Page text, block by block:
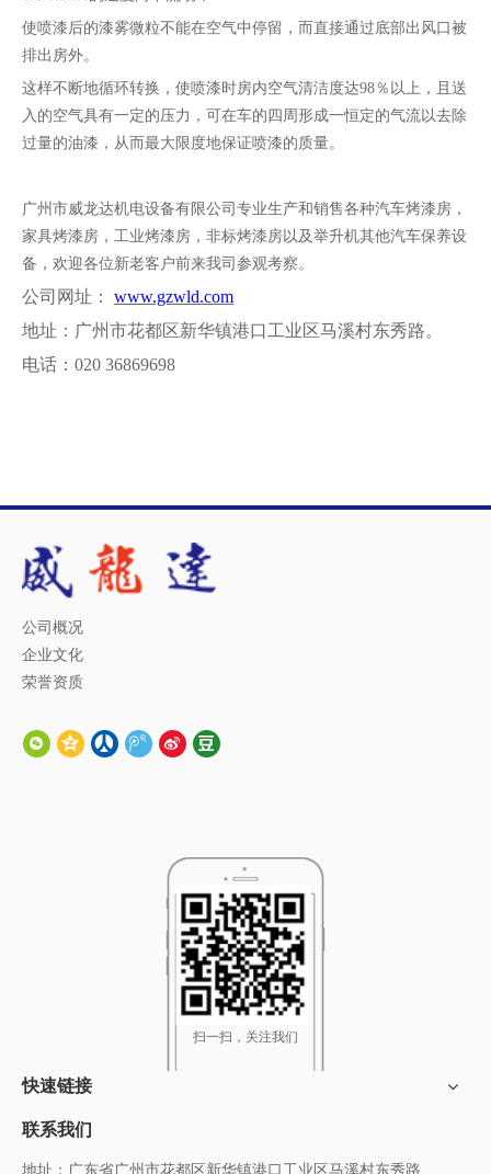
使喷漆后的漆雾微粒不能在空气中停留，而直接通过底部出风口被
排出房外。
这样不断地循环转换，使喷漆时房内空气清洁度达98％以上，且送
入的空气具有一定的压力，可在车的四周形成一恒定的气流以去除
过量的油漆，从而最大限度地保证喷漆的质量。
广州市威龙达机电设备有限公司专业生产和销售各种汽车烤漆房，
家具烤漆房，工业烤漆房，非标烤漆房以及举升机其他汽车保养设
备，欢迎各位新老客户前来我司参观考察。
公司网址：
www.gzwld.com
地址：广州市花都区新华镇港口工业区马溪村东秀路。
电话： 020 36869698
公司概况
企业文化
荣誉资质
扫一扫，关注我们
快速链接
联系我们
地址：广东省广州市花都区新华镇港口工业区马溪村东秀路